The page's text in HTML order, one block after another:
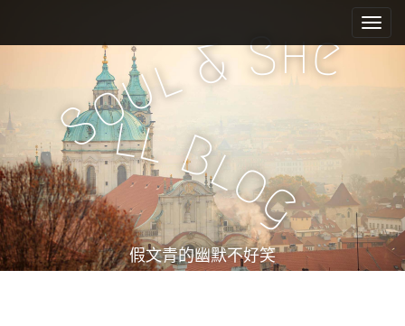
e
n
u
i
c
n
t
e
n
t
Soul&She
ll Bl
og
假文青的幽默不好笑